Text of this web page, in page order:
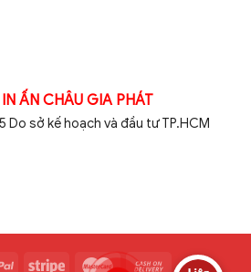
ẤN CHÂU GIA PHÁT
Do sở kế hoạch và đầu tư TP.HCM